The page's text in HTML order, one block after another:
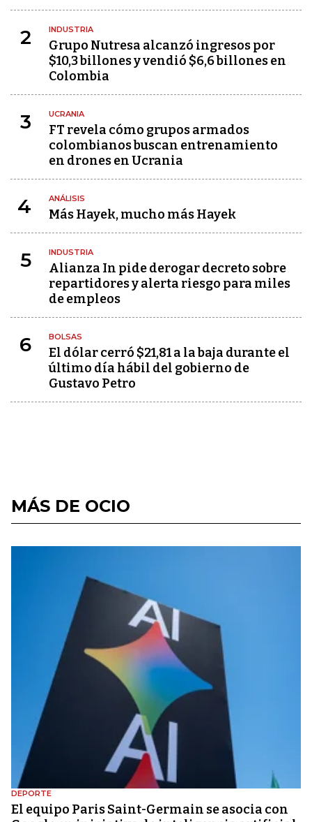
2 INDUSTRIA
Grupo Nutresa alcanzó ingresos por
$10,3 billones y vendió $6,6 billones en
Colombia
3 UCRANIA
FT revela cómo grupos armados
colombianos buscan entrenamiento
en drones en Ucrania
4 ANÁLISIS
Más Hayek, mucho más Hayek
5 INDUSTRIA
Alianza In pide derogar decreto sobre
repartidores y alerta riesgo para miles
de empleos
6 BOLSAS
El dólar cerró $21,81 a la baja durante el
último día hábil del gobierno de
Gustavo Petro
MÁS DE OCIO
DEPORTE
El equipo Paris Saint-Germain se asocia con